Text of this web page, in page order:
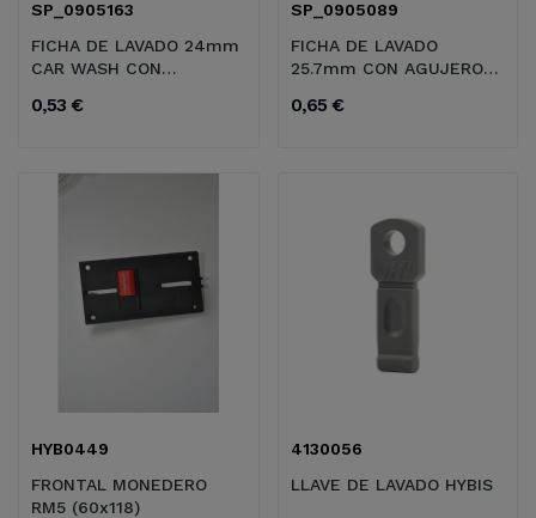
SP_0905163
FICHA DE LAVADO 24mm
CAR WASH CON
0,53 €
SP_0905089
FICHA DE LAVADO
25.7mm CON AGUJERO
0,65 €
HYB0449
FRONTAL MONEDERO
RM5 (60x118)
4130056
LLAVE DE LAVADO HYBIS